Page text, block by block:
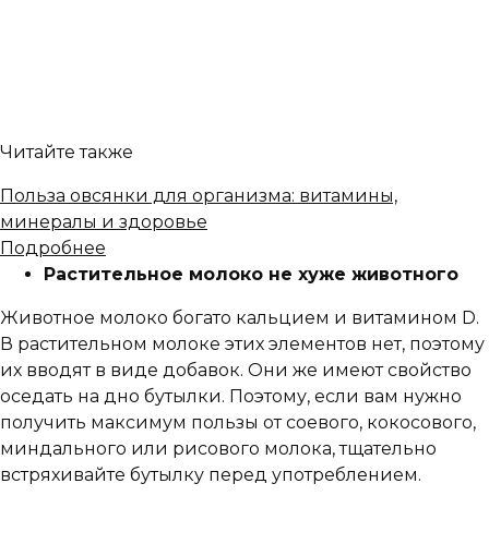
Читайте также
Польза овсянки для организма: витамины,
минералы и здоровье
Подробнее
Растительное молоко не хуже животного
Животное молоко богато кальцием и витамином D.
В растительном молоке этих элементов нет, поэтому
их вводят в виде добавок. Они же имеют свойство
оседать на дно бутылки. Поэтому, если вам нужно
получить максимум пользы от соевого, кокосового,
миндального или рисового молока, тщательно
встряхивайте бутылку перед употреблением.